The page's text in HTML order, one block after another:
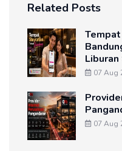
Related Posts
07 Aug
07 Aug